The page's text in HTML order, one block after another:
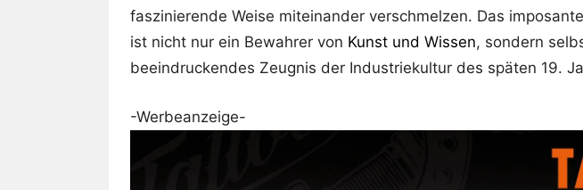
faszinierende Weise miteinander verschmelzen. Das
ist nicht nur ein Bewahrer von Kunst und Wissen, sondern
beeindruckendes Zeugnis der Industriekultur des späten 19.
-Werbeanzeige-